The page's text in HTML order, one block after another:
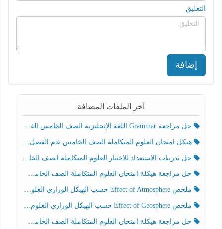
التعليق
إضافة
آخر الملفات المضافة
حل مراجعة Grammar اللغة الإنجليزية الصف الخامس الفصل الثالث
هيكل امتحان العلوم المتكاملة الصف الخامس عام الفصل الدراسي الثالث 2025-2026
حل تدريبات الاستعداد للاختبار العلوم المتكاملة الصف الخامس عام الفصل الثالث
حل مراجعة هيكلة امتحان العلوم المتكاملة الصف الخامس انسبير الفصل الثالث
ملخص Effect of Atmosphere حسب الهيكل الوزاري العلوم المتكاملة الصف الخامس انسبير الفصل الثالث
ملخص Effect of Geosphere حسب الهيكل الوزاري العلوم المتكاملة الصف الخامس انسبير الفصل الثالث
حل مراجعة هيكلة امتحان العلوم المتكاملة الصف الخامس عام الفصل الثالث